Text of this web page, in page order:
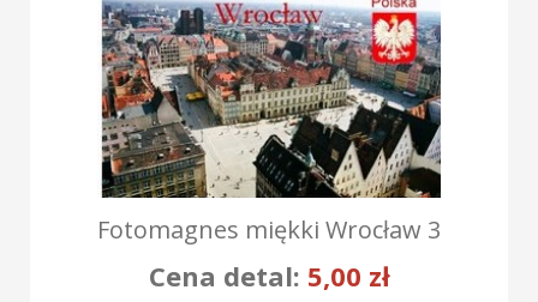
Fotomagnes miękki Wrocław 3
Cena detal: 5,00 zł